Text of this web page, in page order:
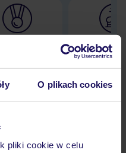
O plikach cookies
pliki cookie w celu
biuro
30 lat w